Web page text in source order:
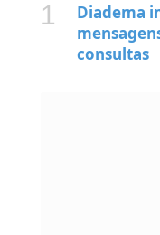
Diadema
consultas